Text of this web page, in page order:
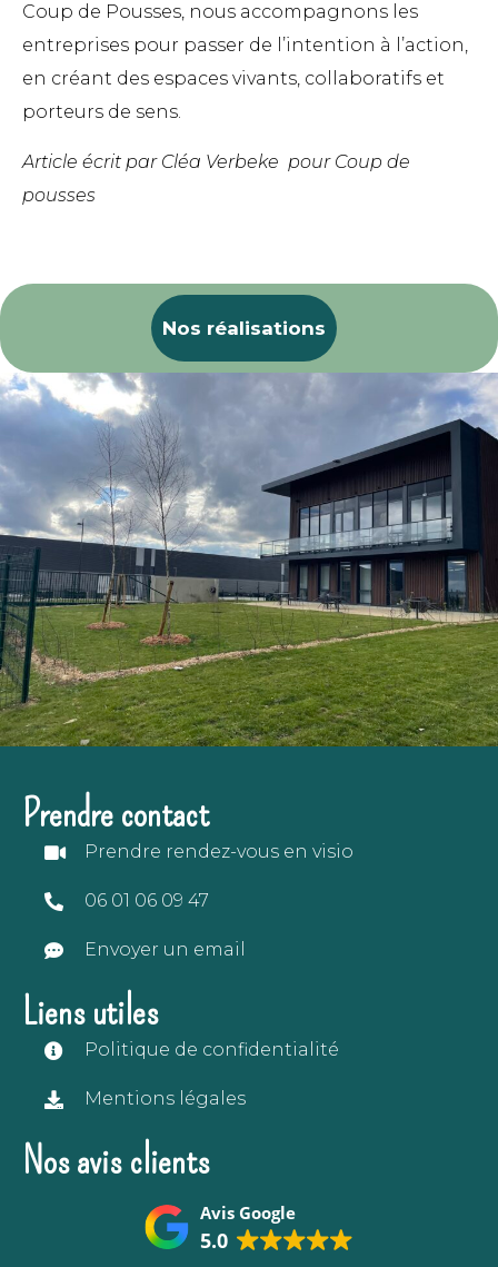
Coup de Pousses, nous accompagnons les
entreprises pour passer de l’intention à l’action,
en créant des espaces vivants, collaboratifs et
porteurs de sens.
Article écrit par Cléa Verbeke pour Coup de
pousses
Nos réalisations
Prendre contact
Prendre rendez-vous en visio
06 01 06 09 47
Envoyer un email
Liens utiles
Politique de confidentialité
Mentions légales
Nos avis clients
Avis Google
5.0